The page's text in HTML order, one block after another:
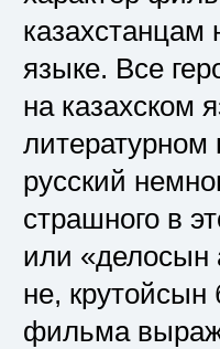
казахстанцам
языке. Все
на казахском
литературном
русский
страшного в
или «делосын
не, крутойсын
фильма